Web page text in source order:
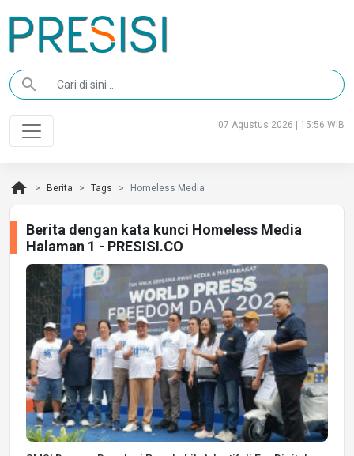
search
07 Agustus 2026 | 15:56 WIB
home Berita Tags Homeless Media
Berita dengan kata kunci Homeless Media
Halaman 1 - PRESISI.CO